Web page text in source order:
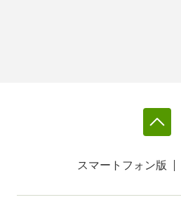
スマートフォン版